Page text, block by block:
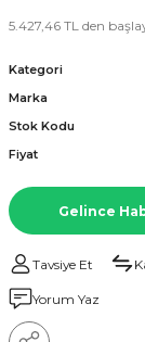
5.427,46 TL den
Kategori
Marka
Stok Kodu
Fiyat
Gelince
Tavsiye Et
Yorum Yaz